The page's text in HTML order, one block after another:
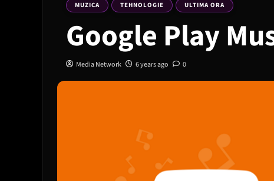
MUZICA TEHNOLOGIE ULTIMA ORA
Google Play
Media Network 6 years ago 0